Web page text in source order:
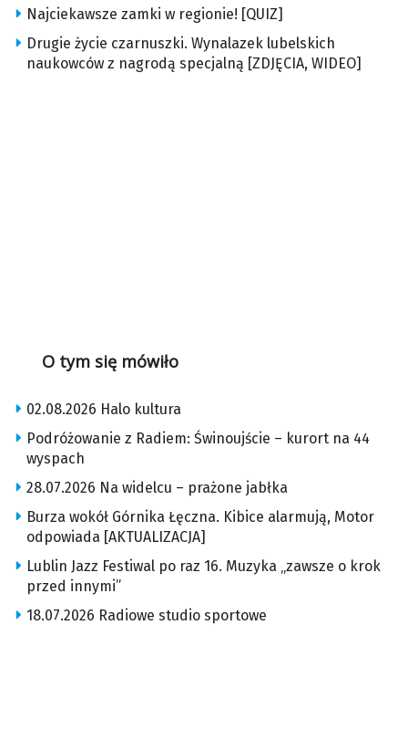
Najciekawsze zamki w regionie! [QUIZ]
Drugie życie czarnuszki. Wynalazek lubelskich
naukowców z nagrodą specjalną [ZDJĘCIA, WIDEO]
O tym się mówiło
02.08.2026 Halo kultura
Podróżowanie z Radiem: Świnoujście – kurort na 44
wyspach
28.07.2026 Na widelcu – prażone jabłka
Burza wokół Górnika Łęczna. Kibice alarmują, Motor
odpowiada [AKTUALIZACJA]
Lublin Jazz Festiwal po raz 16. Muzyka „zawsze o krok
przed innymi”
18.07.2026 Radiowe studio sportowe